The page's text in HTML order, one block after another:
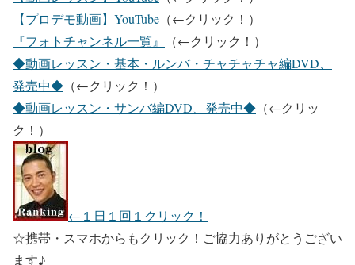
【プロデモ動画】YouTube （←クリック！）
『フォトチャンネル一覧』
（←クリック！）
◆動画レッスン・基本・ルンバ・チャチャチャ編DVD、
発売中◆ （←クリック！）
◆動画レッスン・サンバ編DVD、発売中◆ （←クリッ
ク！）
←１日１回１クリック！
☆携帯・スマホからもクリック！ご協力ありがとうござい
ます♪